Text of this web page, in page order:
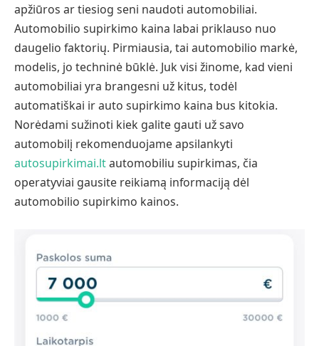
apžiūros ar tiesiog seni naudoti automobiliai.
Automobilio supirkimo kaina labai priklauso nuo
daugelio faktorių. Pirmiausia, tai automobilio markė,
modelis, jo techninė būklė. Juk visi žinome, kad vieni
automobiliai yra brangesni už kitus, todėl
automatiškai ir auto supirkimo kaina bus kitokia.
Norėdami sužinoti kiek galite gauti už savo
automobilį rekomenduojame apsilankyti
autosupirkimai.ltautomobiliu supirkimas, čia
operatyviai gausite reikiamą informaciją dėl
automobilio supirkimo kainos.